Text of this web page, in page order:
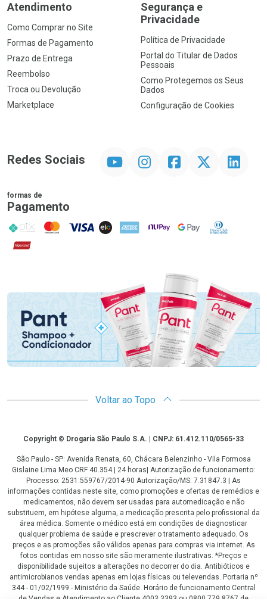
Atendimento
Como Comprar no Site
Formas de Pagamento
Prazo de Entrega
Reembolso
Troca ou Devolução
Marketplace
Segurança e
Privacidade
Política de Privacidade
Portal do Titular de Dados
Pessoais
Como Protegemos os Seus
Dados
Configuração de Cookies
Redes Sociais InstagramFacebookTwitter Linkedin
formas de
Pagamento
PIX MasterCard
VISA ELO AMEX NuPay Google PayDiners Club
Hipercard
Promoção em Destaque
Voltar ao Topo
CopyrightCopyright © Drogaria São Paulo S.A. | CNPJ: 61.412.110/0565-33
São Paulo - SP: Avenida Renata, 60, Chácara Belenzinho - Vila Formosa
Gislaine Lima Meo CRF 40.354 | 24 horas| Autorização de funcionamento:
Processo: 2531.559767/2014-90 Autorização/MS: 7.31847.3 | As
informações contidas neste site, como promoções e ofertas de remédios e
medicamentos, não devem ser usadas para automedicação e não
substituem, em hipótese alguma, a medicação prescrita pelo profissional da
área médica. Somente o médico está em condições de diagnosticar
qualquer problema de saúde e prescrever o tratamento adequado. Os
preços e as promoções são válidos apenas para compras via internet. As
fotos contidas em nosso site são meramente ilustrativas. *Preços e
disponibilidade sujeitos a alterações no decorrer do dia. Antibióticos e
antimicrobianos vendas apenas em lojas físicas ou televendas. Portaria nº
344 - 01/02/1999 - Ministério da Saúde. Horário de funcionamento Central
de Vendas e Atendimento ao Cliente 4003 3393 ou 0800 779 8767 de